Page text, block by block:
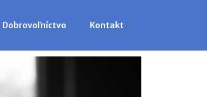
Dobrovoľníctvo Kontakt